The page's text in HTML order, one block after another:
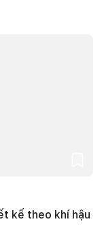
kế theo khí hậu